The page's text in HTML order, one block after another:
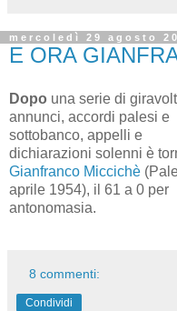
mercoledì 29 agosto
E ORA
Dopo una serie di
annunci, accordi palesi e
sottobanco, appelli e
dichiarazioni solenni è
Gianfranco Miccichè
aprile 1954), il 61 a 0 per
antonomasia.
8 commenti:
Condividi